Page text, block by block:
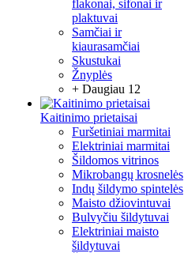
flakonai, sifonai ir
plaktuvai
Samčiai ir
kiaurasamčiai
Skustukai
Žnyplės
+ Daugiau 12
Kaitinimo prietaisai
Furšetiniai marmitai
Elektriniai marmitai
Šildomos vitrinos
Mikrobangų krosnelės
Indų šildymo spintelės
Maisto džiovintuvai
Bulvyčiu šildytuvai
Elektriniai maisto
šildytuvai